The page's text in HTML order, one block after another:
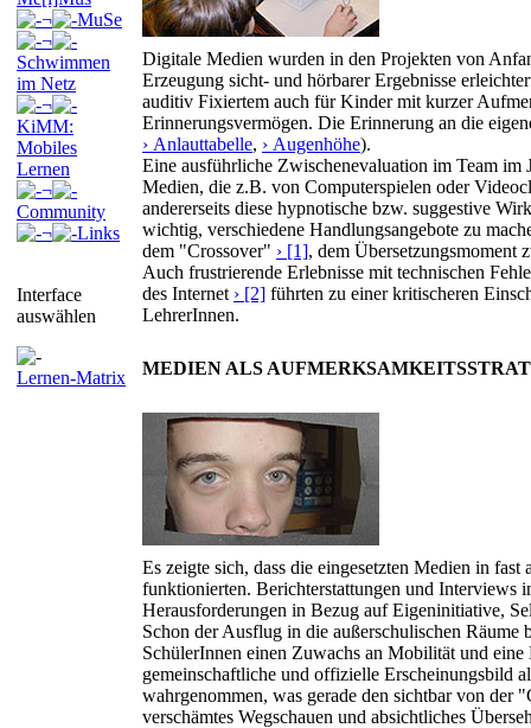
¬
MuSe
¬
Schwimmen
im Netz
¬
KiMM:
Mobiles
Lernen
¬
Community
¬
Links
Interface
auswählen
Lernen-Matrix
Digitale Medien wurden in den Projekten von
Erzeugung sicht- und hörbarer Ergebnisse
auditiv Fixiertem auch für Kinder mit kurzer
Erinnerungsvermögen. Die Erinnerung an die
› Anlauttabelle, › Augenhöhe).
Eine ausführliche Zwischenevaluation im Team im
Medien, die z.B. von Computerspielen oder
andererseits diese hypnotische bzw. suggestive
wichtig, verschiedene Handlungsangebote zu
dem "Crossover" › [1], dem Übersetzungsmoment
Auch frustrierende Erlebnisse mit technischen
des Internet › [2] führten zu einer kritischeren
LehrerInnen.
MEDIEN ALS
Es zeigte sich, dass die eingesetzten Medien in
funktionierten. Berichterstattungen und Interviews
Herausforderungen in Bezug auf Eigeninitiative,
Schon der Ausflug in die außerschulischen
SchülerInnen einen Zuwachs an Mobilität und
gemeinschaftliche und offizielle Erscheinungsbild
wahrgenommen, was gerade den sichtbar von der
verschämtes Wegschauen und absichtliches